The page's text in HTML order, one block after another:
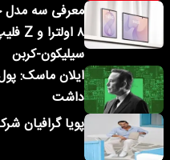
سیلیکون-کربن
داشت
پویا گرافیان